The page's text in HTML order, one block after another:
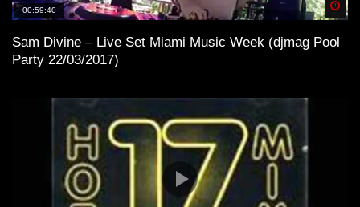
00:59:40
Sam Divine – Live Set Miami Music Week (djmag Pool
Party 22/03/2017)